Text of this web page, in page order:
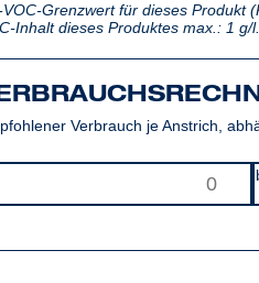
VOC-Grenzwert für dieses Produkt
Inhalt dieses Produktes max.: 1 g/l.
Verbrauch je Anstrich,